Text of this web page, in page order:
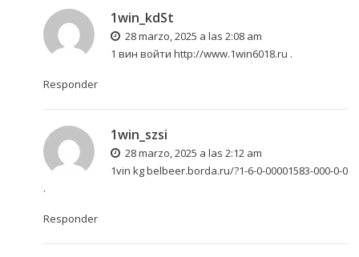
1win_kdSt
28 marzo, 2025 a las 2:08 am
1 вин войти http://www.1win6018.ru .
Responder
1win_szsi
28 marzo, 2025 a las 2:12 am
1vin kgbelbeer.borda.ru/?1-6-0-00001583-000-0-0
.
Responder